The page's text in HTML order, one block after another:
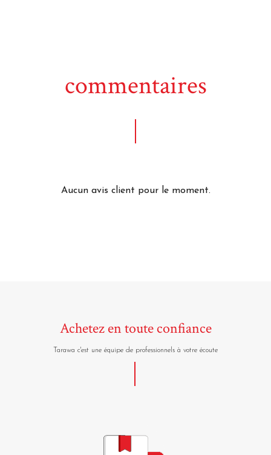
commentaires
Aucun avis client pour le moment.
Achetez en toute confiance
Tarawa c'est une équipe de professionnels à votre écoute